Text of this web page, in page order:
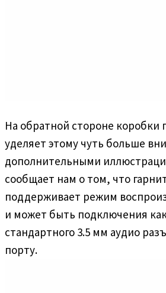
На обратной стороне коробки
уделяет этому чуть больше
дополнительными
сообщает нам о том, что
поддерживает режим
и может быть подключения
стандартного 3.5 мм аудио
порту.